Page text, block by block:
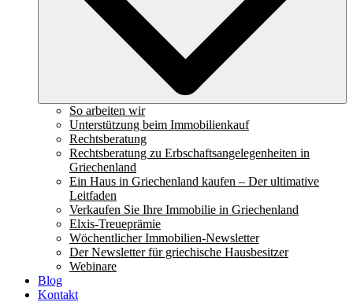
So arbeiten wir
Unterstützung beim Immobilienkauf
Rechtsberatung
Rechtsberatung zu Erbschaftsangelegenheiten in
Griechenland
Ein Haus in Griechenland kaufen – Der ultimative
Leitfaden
Verkaufen Sie Ihre Immobilie in Griechenland
Elxis-Treueprämie
Wöchentlicher Immobilien-Newsletter
Der Newsletter für griechische Hausbesitzer
Webinare
Blog
Kontakt